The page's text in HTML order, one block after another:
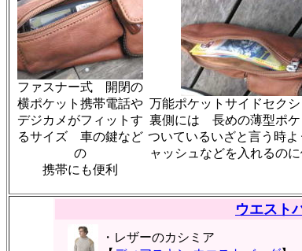
ファスナー式 開閉の
横ポケット携帯電話や
デジカメがフィットす
るサイズ 車の鍵など
の
携帯にも便利
万能ポケットサイドセク
裏側には 長めの薄型ポケ
ついているいざと言う時よ
ャッシュなどを入れるのに
ウエスト
・レザーのカシミア